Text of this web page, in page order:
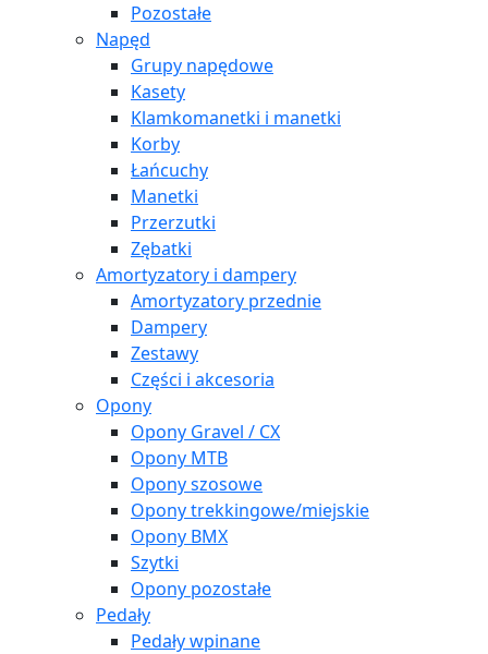
Pozostałe
Napęd
Grupy napędowe
Kasety
Klamkomanetki i manetki
Korby
Łańcuchy
Manetki
Przerzutki
Zębatki
Amortyzatory i dampery
Amortyzatory przednie
Dampery
Zestawy
Części i akcesoria
Opony
Opony Gravel / CX
Opony MTB
Opony szosowe
Opony trekkingowe/miejskie
Opony BMX
Szytki
Opony pozostałe
Pedały
Pedały wpinane